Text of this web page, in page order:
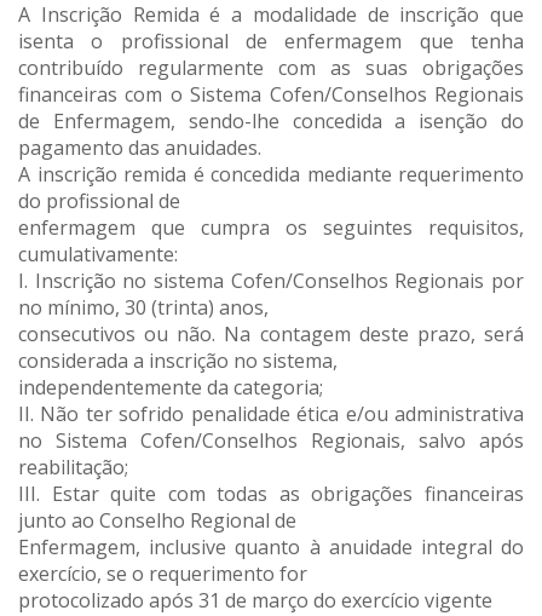
A Inscrição Remida é a modalidade de inscrição que
isenta o profissional de enfermagem que tenha
contribuído regularmente com as suas obrigações
financeiras com o Sistema Cofen/Conselhos Regionais
de Enfermagem, sendo-lhe concedida a isenção do
pagamento das anuidades.
A inscrição remida é concedida mediante requerimento
do profissional de
enfermagem que cumpra os seguintes requisitos,
cumulativamente:
I. Inscrição no sistema Cofen/Conselhos Regionais por
no mínimo, 30 (trinta) anos,
consecutivos ou não. Na contagem deste prazo, será
considerada a inscrição no sistema,
independentemente da categoria;
II. Não ter sofrido penalidade ética e/ou administrativa
no Sistema Cofen/Conselhos Regionais, salvo após
reabilitação;
III. Estar quite com todas as obrigações financeiras
junto ao Conselho Regional de
Enfermagem, inclusive quanto à anuidade integral do
exercício, se o requerimento for
protocolizado após 31 de março do exercício vigente